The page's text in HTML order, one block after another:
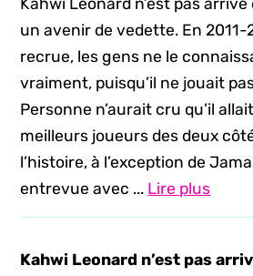
Kahwi Leonard n’est pas
un avenir de vedette. En 2011-
recrue, les gens ne le
vraiment, puisqu’il ne jouait
Personne n’aurait cru qu’il
meilleurs joueurs des deux
l’histoire, à l’exception de
entrevue avec ... Lire plus
Kahwi Leonard n’est pas